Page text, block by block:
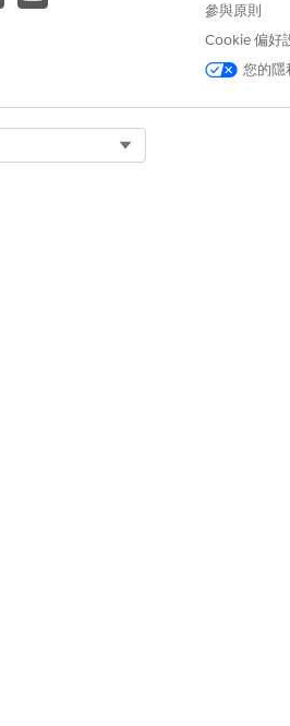
請讓我們知道，以便我們改進！
參與原則
Cookie 偏好
您的隱